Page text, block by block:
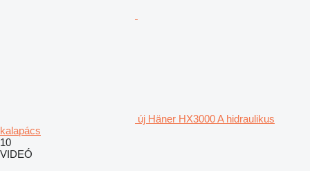
új Häner HX3000 A hidraulikus
kalapács
10
VIDEÓ